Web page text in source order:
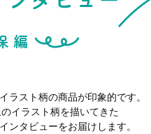
ラスト柄の商品が印象的です。
イラスト柄を描いてきた
ンタビューをお届けします。